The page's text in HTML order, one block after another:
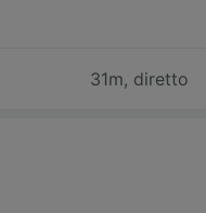
31m, diretto